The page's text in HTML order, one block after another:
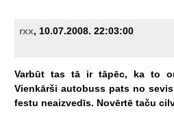
rxx, 10.07.2008. 22:03:00
Varbūt tas tā ir tāpēc, ka to
Vienkārši autobuss pats no sevis
festu neaizvedīs. Novērtē taču